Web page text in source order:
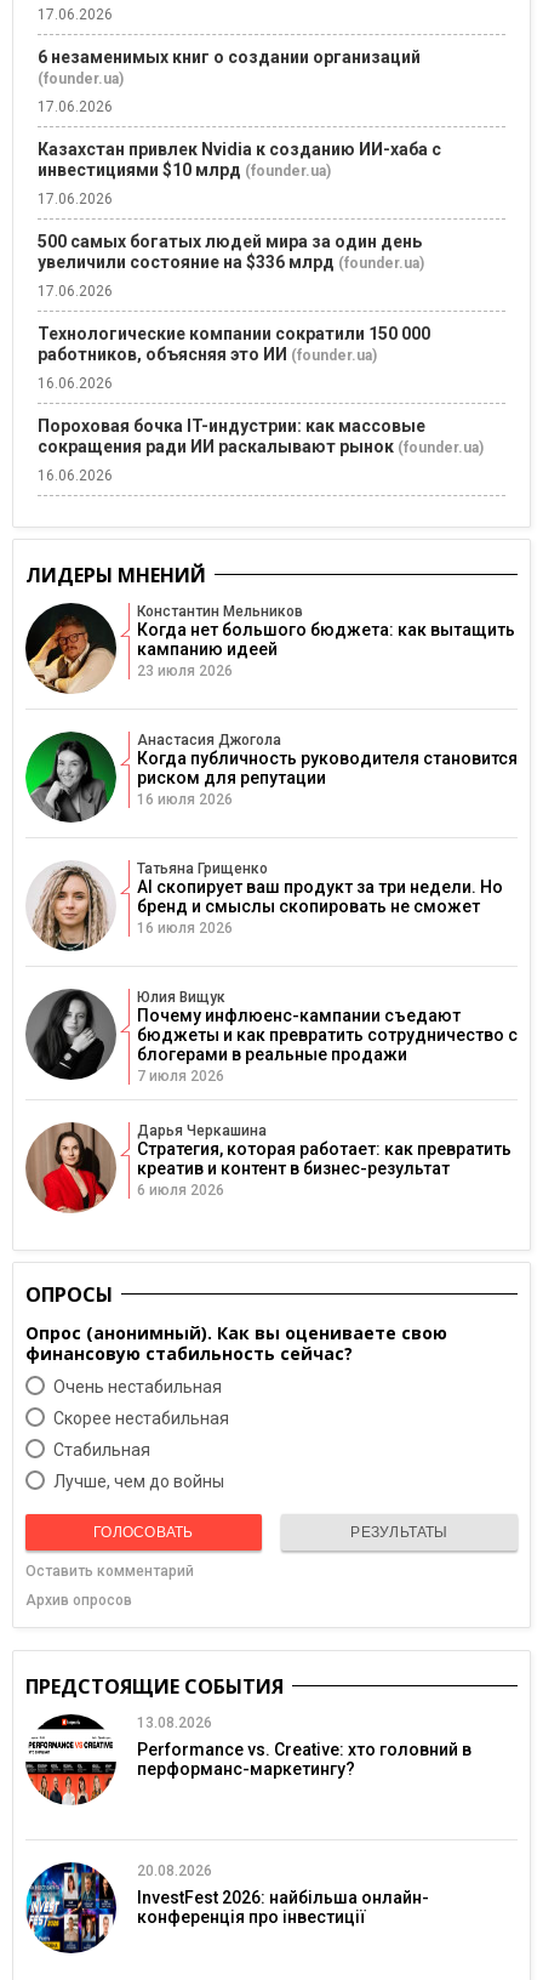
17.06.2026
6 незаменимых книг о создании организаций
(founder.ua)
17.06.2026
Казахстан привлек Nvidia к созданию ИИ-хаба с
инвестициями $10 млрд (founder.ua)
17.06.2026
500 самых богатых людей мира за один день
увеличили состояние на $336 млрд (founder.ua)
17.06.2026
Технологические компании сократили 150 000
работников, объясняя это ИИ (founder.ua)
16.06.2026
Пороховая бочка IT-индустрии: как массовые
сокращения ради ИИ раскалывают рынок (founder.ua)
16.06.2026
ЛИДЕРЫ МНЕНИЙ
Константин Мельников
Когда нет большого бюджета: как вытащить
кампанию идеей
23 июля 2026
Анастасия Джогола
Когда публичность руководителя становится
риском для репутации
16 июля 2026
Татьяна Грищенко
AI скопирует ваш продукт за три недели. Но
бренд и смыслы скопировать не сможет
16 июля 2026
Юлия Вищук
Почему инфлюенс-кампании съедают
бюджеты и как превратить сотрудничество с
блогерами в реальные продажи
7 июля 2026
Дарья Черкашина
Стратегия, которая работает: как превратить
креатив и контент в бизнес-результат
6 июля 2026
ОПРОСЫ
Опрос (анонимный). Как вы оцениваете свою
финансовую стабильность сейчас?
Очень нестабильная
Скорее нестабильная
Cтабильная
Лучше, чем до войны
ГОЛОСОВАТЬ РЕЗУЛЬТАТЫ
Оставить комментарий
Архив опросов
ПРЕДСТОЯЩИЕ СОБЫТИЯ
13.08.2026
Performance vs. Creative: хто головний в
перформанс-маркетингу?
20.08.2026
InvestFest 2026: найбільша онлайн-
конференція про інвестиції